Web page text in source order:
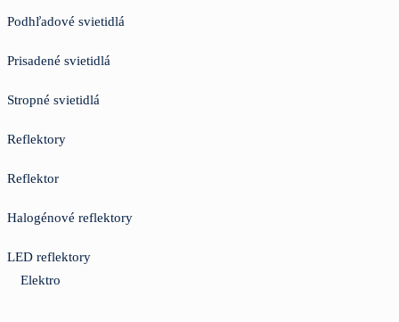
Podhľadové svietidlá
Prisadené svietidlá
Stropné svietidlá
Reflektory
Reflektor
Halogénové reflektory
LED reflektory
Elektro